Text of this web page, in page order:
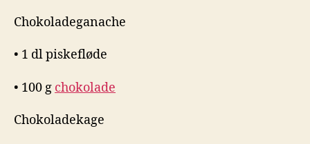
Chokoladeganache
• 1 dl piskefløde
• 100 g chokolade
Chokoladekage